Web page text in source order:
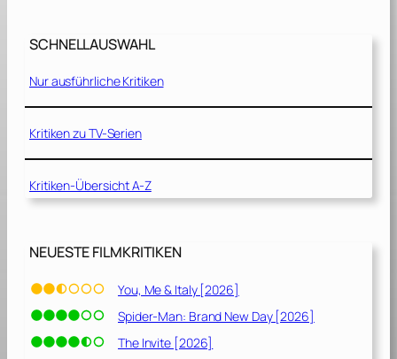
d
h
e
r
f
[
0
1
SCHNELLAUSWAHL
Nur ausführliche Kritiken
Kritiken zu TV-Serien
Kritiken-Übersicht A-Z
NEUESTE FILMKRITIKEN
You, Me & Italy [2026]
Spider-Man: Brand New Day [2026]
The Invite [2026]